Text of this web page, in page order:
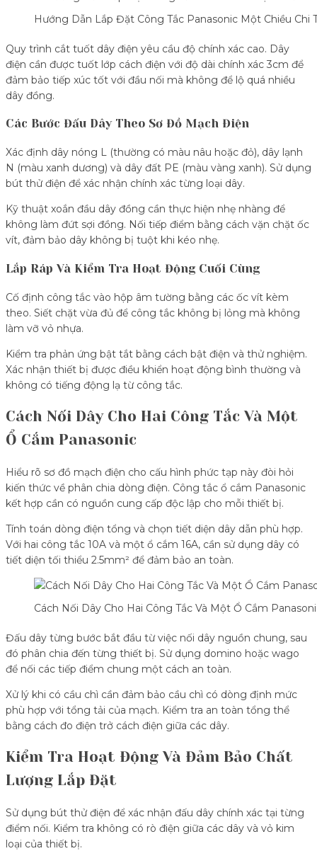
Hướng Dẫn Lắp Đặt Công Tắc Panasonic Một Chiều Chi
Quy trình cắt tuốt dây điện yêu cầu độ chính xác cao. Dây
điện cần được tuốt lớp cách điện với độ dài chính xác 3cm để
đảm bảo tiếp xúc tốt với đầu nối mà không để lộ quá nhiều
dây đồng.
Các Bước Đấu Dây Theo Sơ Đồ Mạch Điện
Xác định dây nóng L (thường có màu nâu hoặc đỏ), dây lạnh
N (màu xanh dương) và dây đất PE (màu vàng xanh). Sử dụng
bút thử điện để xác nhận chính xác từng loại dây.
Kỹ thuật xoắn đầu dây đồng cần thực hiện nhẹ nhàng để
không làm đứt sợi đồng. Nối tiếp điểm bằng cách vặn chặt ốc
vít, đảm bảo dây không bị tuột khi kéo nhẹ.
Lắp Ráp Và Kiểm Tra Hoạt Động Cuối Cùng
Cố định công tắc vào hộp âm tường bằng các ốc vít kèm
theo. Siết chặt vừa đủ để công tắc không bị lỏng mà không
làm vỡ vỏ nhựa.
Kiểm tra phản ứng bật tắt bằng cách bật điện và thử nghiệm.
Xác nhận thiết bị được điều khiển hoạt động bình thường và
không có tiếng động lạ từ công tắc.
Cách Nối Dây Cho Hai Công Tắc Và Một
Ổ Cắm Panasonic
Hiểu rõ sơ đồ mạch điện cho cấu hình phức tạp này đòi hỏi
kiến thức về phân chia dòng điện. Công tắc ổ cắm Panasonic
kết hợp cần có nguồn cung cấp độc lập cho mỗi thiết bị.
Tính toán dòng điện tổng và chọn tiết diện dây dẫn phù hợp.
Với hai công tắc 10A và một ổ cắm 16A, cần sử dụng dây có
tiết diện tối thiểu 2.5mm² để đảm bảo an toàn.
Cách Nối Dây Cho Hai Công Tắc Và Một Ổ Cắm
Đấu dây từng bước bắt đầu từ việc nối dây nguồn chung, sau
đó phân chia đến từng thiết bị. Sử dụng domino hoặc wago
để nối các tiếp điểm chung một cách an toàn.
Xử lý khi có cầu chì cần đảm bảo cầu chì có dòng định mức
phù hợp với tổng tải của mạch. Kiểm tra an toàn tổng thể
bằng cách đo điện trở cách điện giữa các dây.
Kiểm Tra Hoạt Động Và Đảm Bảo Chất
Lượng Lắp Đặt
Sử dụng bút thử điện để xác nhận đấu dây chính xác tại từng
điểm nối. Kiểm tra không có rò điện giữa các dây và vỏ kim
loại của thiết bị.